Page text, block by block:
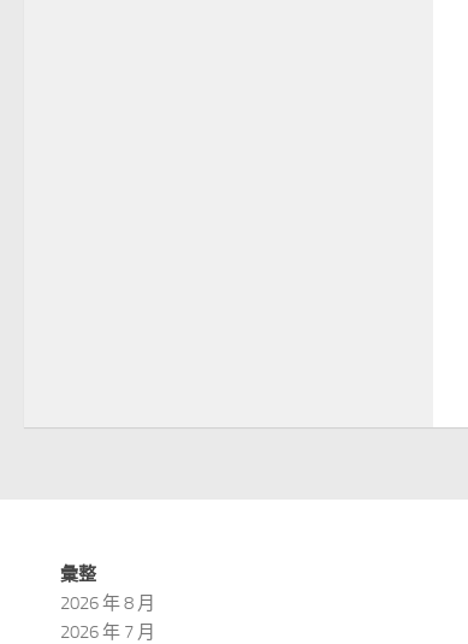
彙整
2026 年 8 月
2026 年 7 月